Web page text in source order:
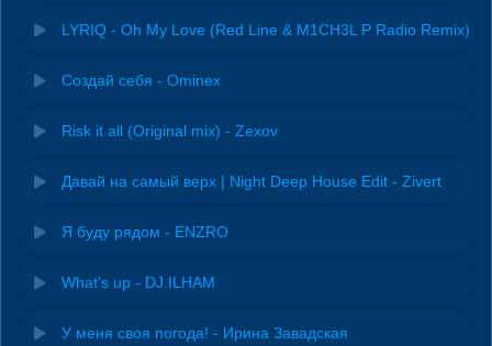
LYRIQ - Oh My Love (Red Line & M1CH3L P Radio Remix)
Создай себя - Ominex
Risk it all (Original mix) - Zexov
Давай на самый верх | Night Deep House Edit - Zivert
Я буду рядом - ENZRO
What's up - DJ.ILHAM
У меня своя погода! - Ирина Завадская